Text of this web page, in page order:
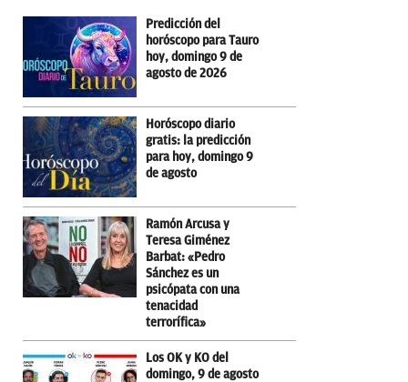
Predicción del
horóscopo para Tauro
hoy, domingo 9 de
agosto de 2026
Horóscopo diario
gratis: la predicción
para hoy, domingo 9
de agosto
Ramón Arcusa y
Teresa Giménez
Barbat: «Pedro
Sánchez es un
psicópata con una
tenacidad
terrorífica»
Los OK y KO del
domingo, 9 de agosto